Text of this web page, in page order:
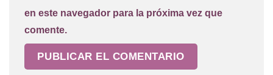
en este navegador para la próxima vez que
comente.